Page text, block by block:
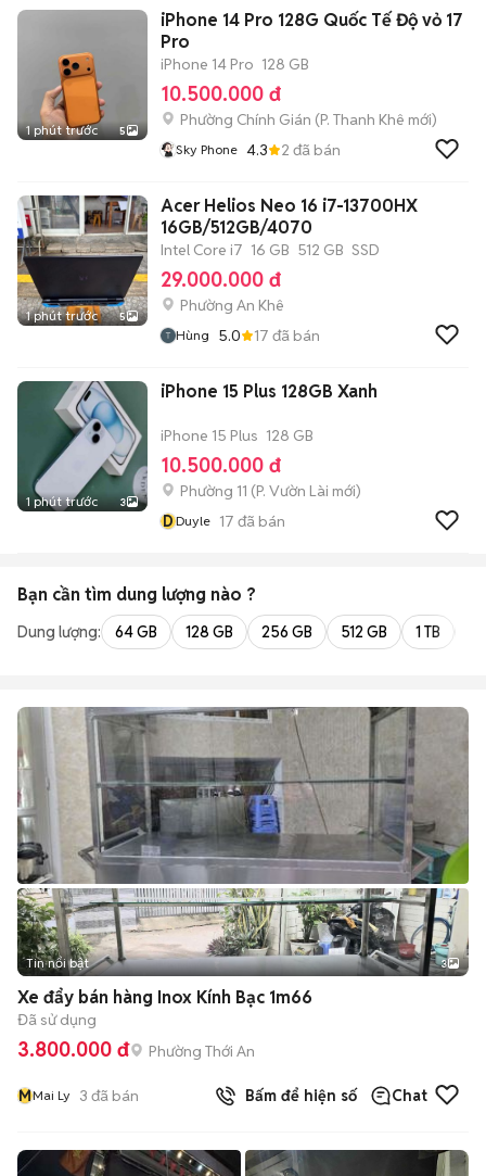
1 phút trước 5
iPhone 14 Pro 128G Quốc Tế Độ vỏ 17
Pro
iPhone 14 Pro 128 GB
10.500.000 đ
Phường Chính Gián (P. Thanh Khê mới)
Sky Phone 4.3 2 đã bán
1 phút trước 5
Acer Helios Neo 16 i7-13700HX
16GB/512GB/4070
Intel Core i7 16 GB 512 GB SSD
29.000.000 đ
Phường An Khê
Hùng 5.0 17 đã bán
1 phút trước 3
iPhone 15 Plus 128GB Xanh
iPhone 15 Plus 128 GB
10.500.000 đ
Phường 11 (P. Vườn Lài mới)
DDuyle 17 đã bán
Bạn cần tìm dung lượng nào ?
Dung lượng: 64 GB 128 GB 256 GB 512 GB 1 TB
Tin nổi bật 3
Xe đẩy bán hàng Inox Kính Bạc 1m66
Đã sử dụng
3.800.000 đ Phường Thới An
MMai Ly 3 đã bán Bấm để hiện số Chat